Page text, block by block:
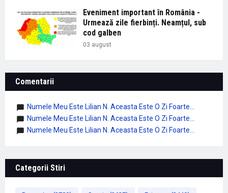
Eveniment important în România -
Urmează zile fierbinți. Neamțul, sub
cod galben
03 august
Comentarii
Numele Meu Este Lilian N. Aceasta Este O Zi Foarte...
Numele Meu Este Lilian N. Aceasta Este O Zi Foarte...
Numele Meu Este Lilian N. Aceasta Este O Zi Foarte...
Categorii Stiri